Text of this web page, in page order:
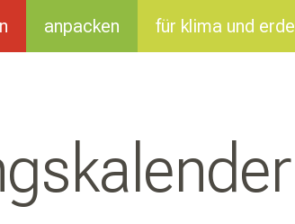
anpacken für klima und erde